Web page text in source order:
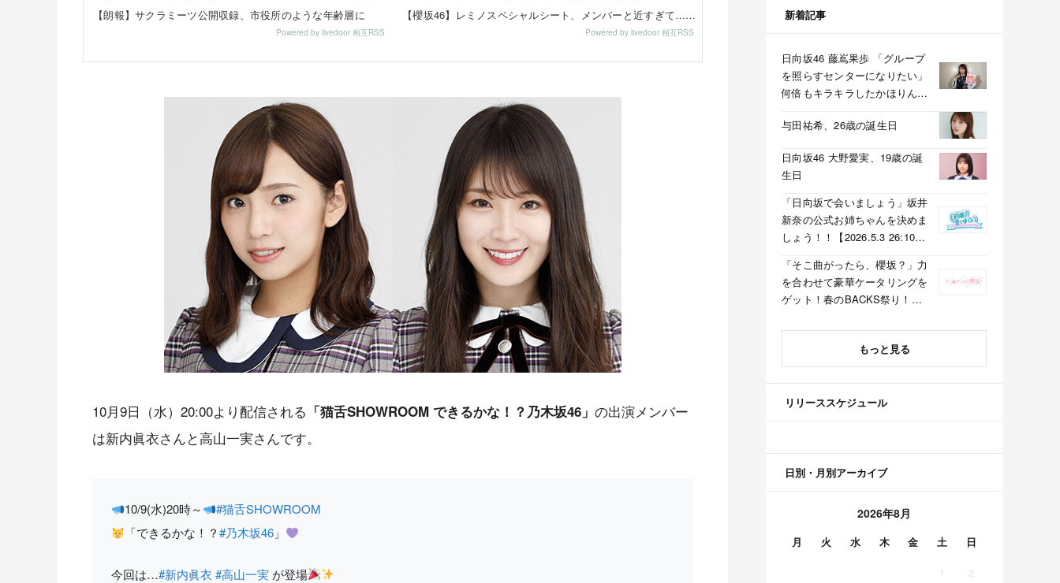
【朗報】サクラミーツ公開収録、市役所のような年齢層に
Powered by livedoor 相互RSS
【櫻坂46】レミノスペシャルシート、メンバーと近すぎて…【全国ツアー2026】
Powered by livedoor 相互RSS
10月9日（水）20:00より配信される 「猫舌SHOWROOM できるかな！？乃木坂46」 の出演メンバー
は新内眞衣さんと高山一実さんです。
10/9(水)20時～
#猫舌SHOWROOM
「できるかな！？#乃木坂46 」
今回は…#新内眞衣 #高山一実 が登場
新着記事
日向坂46 藤嶌果歩 「グループ
を照らすセンターになりたい」
何倍もキラキラしたかほりんが
与田祐希、26歳の誕生日
日向坂46 大野愛実、19歳の誕
生日
「日向坂で会いましょう」坂井
新奈の公式お姉ちゃんを決めま
しょう！！【2026.5.3 26:10〜
「そこ曲がったら、櫻坂？」力
を合わせて豪華ケータリングを
ゲット！春のBACKS祭り！
京】
もっと見る
リリーススケジュール
日別・月別アーカイブ
2026年8月
月 火 水 木 金 土 日
1
2